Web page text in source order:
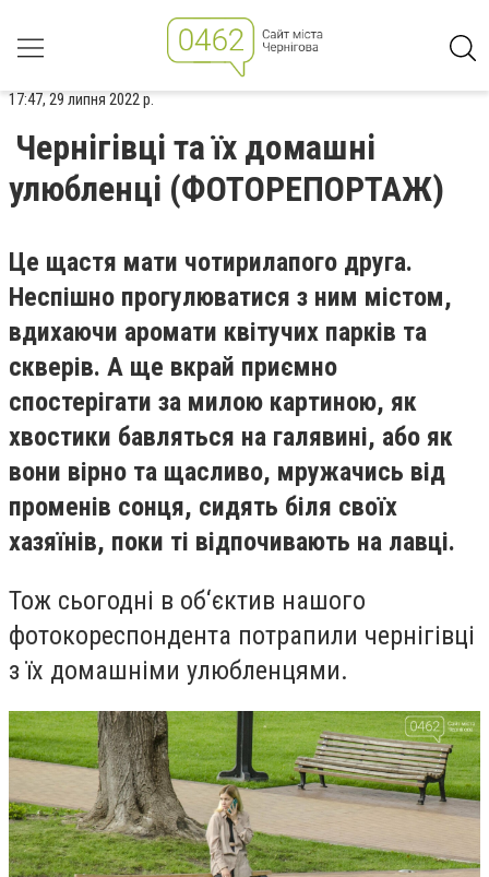
17:47, 29 липня 2022 р.
Чернігівці та їх домашні
улюбленці (ФОТОРЕПОРТАЖ)
Це щастя мати чотирилапого друга.
Неспішно прогулюватися з ним містом,
вдихаючи аромати квітучих парків та
скверів. А ще вкрай приємно
спостерігати за милою картиною, як
хвостики бавляться на галявині, або як
вони вірно та щасливо, мружачись від
променів сонця, сидять біля своїх
хазяїнів, поки ті відпочивають на лавці.
Тож сьогодні в об‘єктив нашого
фотокореспондента потрапили чернігівці
з їх домашніми улюбленцями.